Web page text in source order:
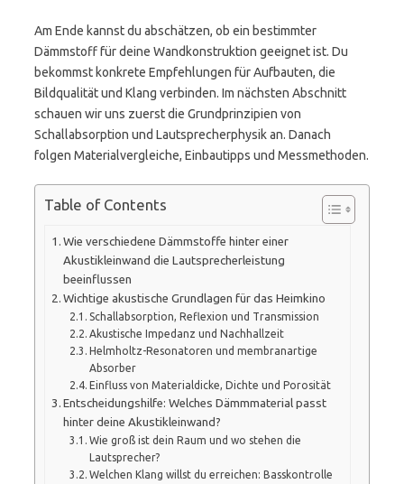
Am Ende kannst du abschätzen, ob ein bestimmter
Dämmstoff für deine Wandkonstruktion geeignet ist. Du
bekommst konkrete Empfehlungen für Aufbauten, die
Bildqualität und Klang verbinden. Im nächsten Abschnitt
schauen wir uns zuerst die Grundprinzipien von
Schallabsorption und Lautsprecherphysik an. Danach
folgen Materialvergleiche, Einbautipps und Messmethoden.
Table of Contents
Wie verschiedene Dämmstoffe hinter einer
Akustikleinwand die Lautsprecherleistung
beeinflussen
Wichtige akustische Grundlagen für das Heimkino
Schallabsorption, Reflexion und Transmission
Akustische Impedanz und Nachhallzeit
Helmholtz-Resonatoren und membranartige
Absorber
Einfluss von Materialdicke, Dichte und Porosität
Entscheidungshilfe: Welches Dämmmaterial passt
hinter deine Akustikleinwand?
Wie groß ist dein Raum und wo stehen die
Lautsprecher?
Welchen Klang willst du erreichen: Basskontrolle